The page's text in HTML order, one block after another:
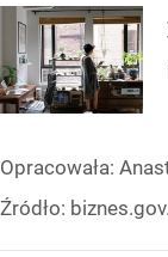
Opracowała:
Źródło: